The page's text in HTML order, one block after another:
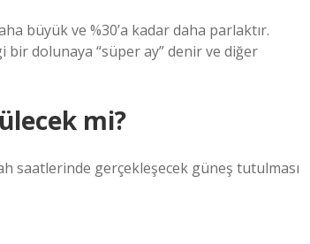
büyük ve %30’a kadar daha parlaktır.
bir dolunaya “süper ay” denir ve diğer
mi?
saatlerinde gerçekleşecek güneş tutulması